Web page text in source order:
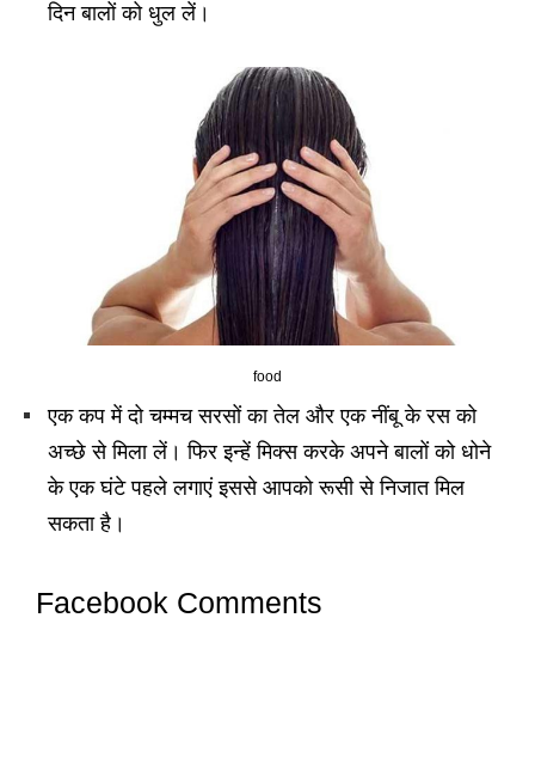
दिन बालों को धुल लें।
food
एक कप में दो चम्मच सरसों का तेल और एक नींबू के रस को
अच्छे से मिला लें। फिर इन्हें मिक्स करके अपने बालों को धोने
के एक घंटे पहले लगाएं इससे आपको रूसी से निजात मिल
सकता है।
Facebook Comments